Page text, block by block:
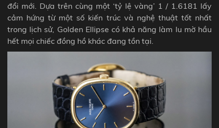
đổi mới. Dựa trên cùng một ‘tỷ lệ vàng’ 1 / 1.6181 lấy
cảm hứng từ một số kiến ​​trúc và nghệ thuật tốt nhất
trong lịch sử, Golden Ellipse có khả năng làm lu mờ hầu
hết mọi chiếc đồng hồ khác đang tồn tại.